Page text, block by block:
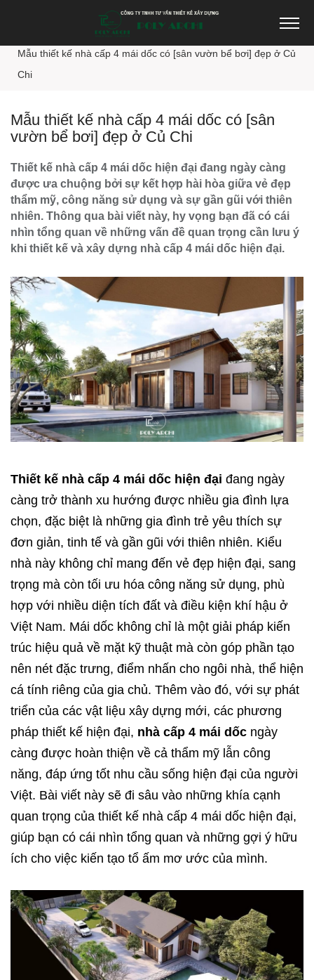
Thiết kế nhà đẹp
Mẫu thiết kế nhà cấp 4 mái dốc có [sân vườn bể bơi] đẹp ở Củ
Chi
Mẫu thiết kế nhà cấp 4 mái dốc có [sân
vườn bể bơi] đẹp ở Củ Chi
Thiết kế nhà cấp 4 mái dốc hiện đại đang ngày càng
được ưa chuộng bởi sự kết hợp hài hòa giữa vẻ đẹp
thẩm mỹ, công năng sử dụng và sự gần gũi với thiên
nhiên. Thông qua bài viết này, hy vọng bạn đã có cái
nhìn tổng quan về những vấn đề quan trọng cần lưu ý
khi thiết kế và xây dựng nhà cấp 4 mái dốc hiện đại.
Thiết kế nhà cấp 4 mái dốc hiện đại đang ngày
càng trở thành xu hướng được nhiều gia đình lựa
chọn, đặc biệt là những gia đình trẻ yêu thích sự
đơn giản, tinh tế và gần gũi với thiên nhiên. Kiểu
nhà này không chỉ mang đến vẻ đẹp hiện đại, sang
trọng mà còn tối ưu hóa công năng sử dụng, phù
hợp với nhiều diện tích đất và điều kiện khí hậu ở
Việt Nam. Mái dốc không chỉ là một giải pháp kiến
trúc hiệu quả về mặt kỹ thuật mà còn góp phần tạo
nên nét đặc trưng, điểm nhấn cho ngôi nhà, thể hiện
cá tính riêng của gia chủ. Thêm vào đó, với sự phát
triển của các vật liệu xây dựng mới, các phương
pháp thiết kế hiện đại, nhà cấp 4 mái dốc ngày
càng được hoàn thiện về cả thẩm mỹ lẫn công
năng, đáp ứng tốt nhu cầu sống hiện đại của người
Việt. Bài viết này sẽ đi sâu vào những khía cạnh
quan trọng của thiết kế nhà cấp 4 mái dốc hiện đại,
giúp bạn có cái nhìn tổng quan và những gợi ý hữu
ích cho việc kiến tạo tổ ấm mơ ước của mình.